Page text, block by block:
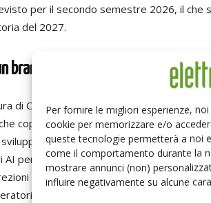
Per fornire le migliori esperienze,
cookie per memorizzare e/o
queste tecnologie permetterà a noi
come il comportamento durante la
mostrare annunci (non)
influire negativamente su alcune
per il secondo semestre 2026, il che
del 2027.
brand, nessun prodotto, una
di Computex 2026, il CEO di Qualcomm
coprirà i prodotti data center
con partner. Qualcomm sta
AI per inference e ASIC. Il primo prodotto
riportate da fonti stampa
include AI200 e AI250, con AI200